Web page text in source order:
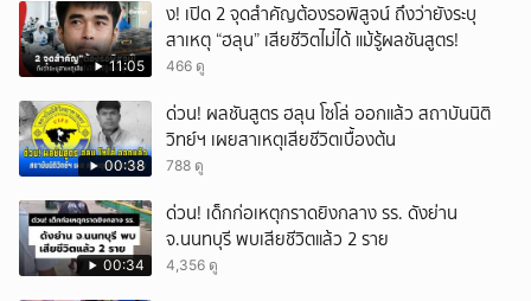
11:05
ึ้ง! เปิด 2 จุดสำคัญต้องรอพิสูจน์ ถึงว่ายังระบุ
สาเหตุ “ฮลุน” เสียชีวิตไม่ได้ แม้รู้ผลชันสูตร!
466 ดู
00:38
ด่วน! ผลชันสูตร ฮลุน โซโล่ ออกแล้ว สถาบันนิติ
วิทย์ฯ เผยสาเหตุเสียชีวิตเบื้องต้น
788 ดู
00:34
ด่วน! เด็กก่อเหตุกราดยิงกลาง รร. ดังย่าน
จ.นนทบุรี พบเสียชีวิตแล้ว 2 ราย
4,356 ดู